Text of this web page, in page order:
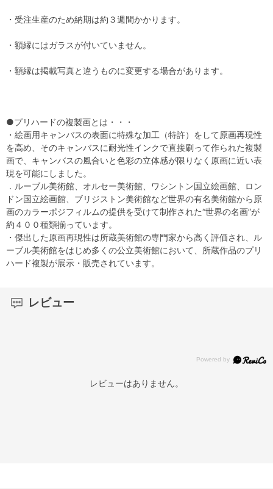
・受注生産のため納期は約３週間かかります。
・額縁にはガラスが付いていません。
・額縁は掲載写真と違うものに変更する場合があります。
●プリハードの複製画とは・・・
・絵画用キャンバスの表面に特殊な加工（特許）をして原画再現性
を高め、そのキャンバスに耐光性インクで直接刷って作られた複製
画で、キャンバスの風合いと色彩の立体感が限りなく原画に近い表
現を可能にしました。
．ルーブル美術館、オルセー美術館、ワシントン国立絵画館、ロン
ドン国立絵画館、ブリジストン美術館など世界の有名美術館から原
画のカラーポジフィルムの提供を受けて制作された“世界の名画”が
約４００種類揃っています。
・傑出した原画再現性は所蔵美術館の専門家から高く評価され、ル
ーブル美術館をはじめ多くの公立美術館において、所蔵作品のプリ
ハード複製が展示・販売されています。
レビュー
レビューはありません。